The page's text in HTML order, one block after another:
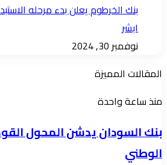
بنك الخرطوم يعلن بدء مرحله
ابشر
نوفمبر 30, 2024
المقالات المميزة
بنك
يدشن
المحول
منذ ساعة واحدة
بنك السودان يدشن المحول
الوطني